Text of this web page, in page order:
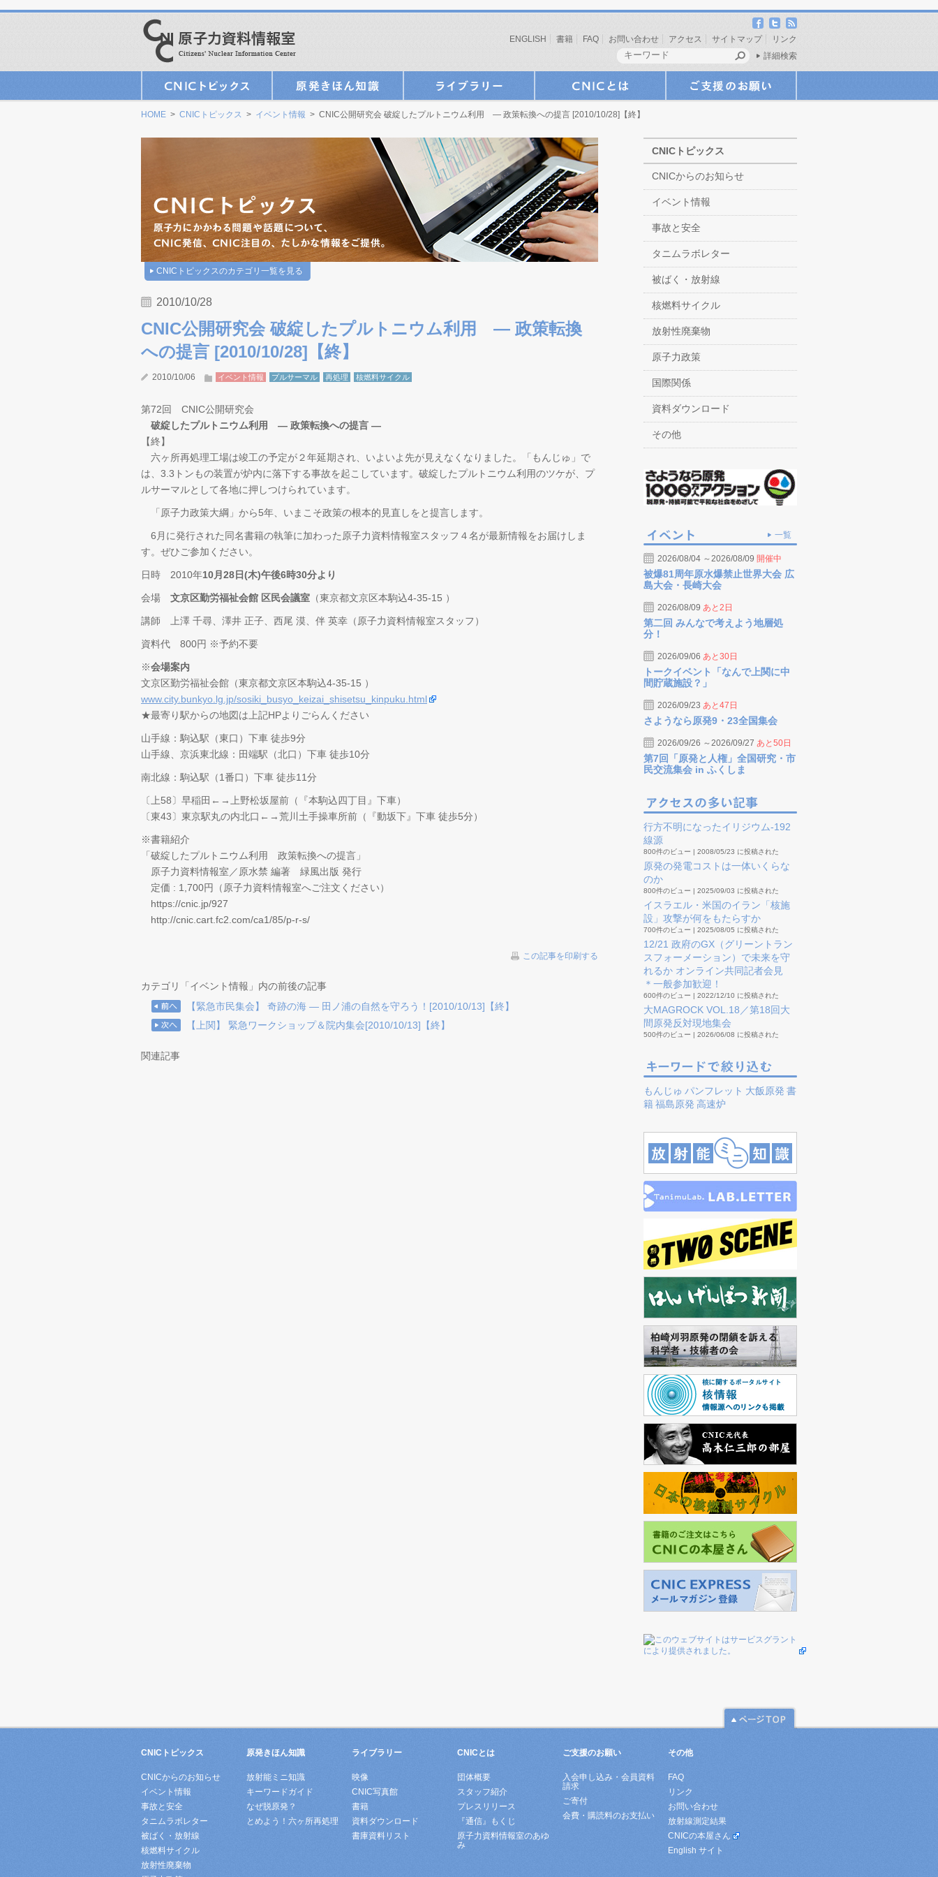
ENGLISH 書籍 FAQ お問い合わせ アクセス サイトマップ
リンク
詳細検索
HOME > CNICトピックス > イベント情報 > CNIC公開研究会 破綻したプルトニウム利用 ― 政策転換への提言 [2010/10/28]【終】
CNICトピックスのカテゴリ一覧を見る
2010/10/28
CNIC公開研究会 破綻したプルトニウム利用 ― 政策転換
への提言 [2010/10/28]【終】
2010/10/06 イベント情報 プルサーマル 再処理 核燃料サイクル
第72回 CNIC公開研究会
破綻したプルトニウム利用 ― 政策転換への提言 ―
【終】
六ヶ所再処理工場は竣工の予定が２年延期され、いよいよ先が見えなくなりました。「もんじゅ」で
は、3.3トンもの装置が炉内に落下する事故を起こしています。破綻したプルトニウム利用のツケが、プ
ルサーマルとして各地に押しつけられています。
「原子力政策大綱」から5年、いまこそ政策の根本的見直しをと提言します。
6月に発行された同名書籍の執筆に加わった原子力資料情報室スタッフ４名が最新情報をお届けしま
す。ぜひご参加ください。
日時 2010年10月28日(木)午後6時30分より
会場 文京区勤労福祉会館 区民会議室 （東京都文京区本駒込4-35-15 ）
講師 上澤 千尋、澤井 正子、西尾 漠、伴 英幸（原子力資料情報室スタッフ）
資料代 800円 ※予約不要
※会場案内
文京区勤労福祉会館（東京都文京区本駒込4-35-15 ）
www.city.bunkyo.lg.jp/sosiki_busyo_keizai_shisetsu_kinpuku.html
★最寄り駅からの地図は上記HPよりごらんください
山手線：駒込駅（東口）下車 徒歩9分
山手線、京浜東北線：田端駅（北口）下車 徒歩10分
南北線：駒込駅（1番口）下車 徒歩11分
〔上58〕早稲田←→上野松坂屋前（『本駒込四丁目』下車）
〔東43〕東京駅丸の内北口←→荒川土手操車所前（『動坂下』下車 徒歩5分）
※書籍紹介
「破綻したプルトニウム利用 政策転換への提言」
原子力資料情報室／原水禁 編著 緑風出版 発行
定価 : 1,700円（原子力資料情報室へご注文ください）
https://cnic.jp/927
http://cnic.cart.fc2.com/ca1/85/p-r-s/
この記事を印刷する
カテゴリ「イベント情報」内の前後の記事
【緊急市民集会】 奇跡の海 ― 田ノ浦の自然を守ろう！[2010/10/13]【終】
【上関】 緊急ワークショップ＆院内集会[2010/10/13]【終】
関連記事
CNICトピックス
CNICからのお知らせ
イベント情報
事故と安全
タニムラボレター
被ばく・放射線
核燃料サイクル
放射性廃棄物
原子力政策
国際関係
資料ダウンロード
その他
一覧
2026/08/04 ～2026/08/09 開催中
被爆81周年原水爆禁止世界大会 広
島大会・長崎大会
2026/08/09 あと2日
第二回 みんなで考えよう地層処
分！
2026/09/06 あと30日
トークイベント「なんで上関に中
間貯蔵施設？」
2026/09/23 あと47日
さようなら原発9・23全国集会
2026/09/26 ～2026/09/27 あと50日
第7回「原発と人権」全国研究・市
民交流集会 in ふくしま
行方不明になったイリジウム-192
線源
800件のビュー | 2008/05/23 に投稿された
原発の発電コストは一体いくらな
のか
800件のビュー | 2025/09/03 に投稿された
イスラエル・米国のイラン「核施
設」攻撃が何をもたらすか
700件のビュー | 2025/08/05 に投稿された
12/21 政府のGX（グリーントラン
スフォーメーション）で未来を守
れるか オンライン共同記者会見
＊一般参加歓迎！
600件のビュー | 2022/12/10 に投稿された
大MAGROCK VOL.18／第18回大
間原発反対現地集会
500件のビュー | 2026/06/08 に投稿された
もんじゅ パンフレット 大飯原発 書
籍福島原発 高速炉
CNICトピックス
CNICからのお知らせ
イベント情報
事故と安全
タニムラボレター
被ばく・放射線
核燃料サイクル
放射性廃棄物
原発きほん知識
放射能ミニ知識
キーワードガイド
なぜ脱原発？
とめよう！六ヶ所再処理
ライブラリー
映像
CNIC写真館
書籍
資料ダウンロード
書庫資料リスト
CNICとは
団体概要
スタッフ紹介
プレスリリース
『通信』もくじ
原子力資料情報室のあゆ
み
ご支援のお願い
入会申し込み・会員資料
請求
ご寄付
会費・購読料のお支払い
その他
FAQ
リンク
お問い合わせ
放射線測定結果
CNICの本屋さん
English サイト